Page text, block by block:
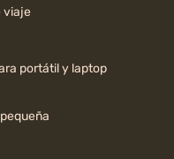
viaje
portátil y laptop